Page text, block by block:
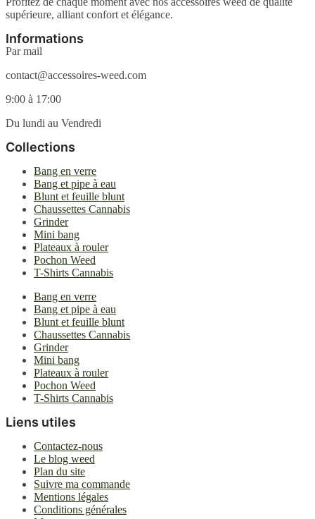
supérieure, alliant confort et élégance.
Informations
Par mail
contact@accessoires-weed.com
9:00 à 17:00
Du lundi au Vendredi
Collections
Bang en verre
Bang et pipe à eau
Blunt et feuille blunt
Chaussettes Cannabis
Grinder
Mini bang
Plateaux à rouler
Pochon Weed
T-Shirts Cannabis
Bang en verre
Bang et pipe à eau
Blunt et feuille blunt
Chaussettes Cannabis
Grinder
Mini bang
Plateaux à rouler
Pochon Weed
T-Shirts Cannabis
Liens utiles
Contactez-nous
Le blog weed
Plan du site
Suivre ma commande
Mentions légales
Conditions générales